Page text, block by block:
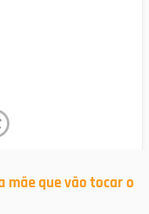
mãe que vão tocar o